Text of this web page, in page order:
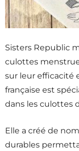
Sisters Republic
culottes
sur leur efficacité
française est
dans les culottes
Elle a créé de
durables